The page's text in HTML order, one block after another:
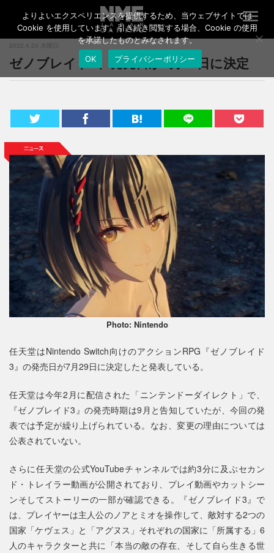
T
o
g
v
t
o
n
2022.4.20 水曜日
ゼノブレイド3、発売日が7月29日に決定
Photo: Nintendo
任天堂はNintendo Switch向けのアクションRPG『ゼノブレイド
3』の発売日が7月29日に決定したと発表している。
任天堂は今年2月に配信された「ニンテンドーダイレクト」で、
『ゼノブレイド3』の発売時期は9月と告知していたが、今回の発
表では予定が繰り上げられている。なお、変更の理由については
公表されていない。
さらに任天堂の公式YouTubeチャンネルでは約3分に及ぶセカン
ド・トレイラー動画が公開されており、プレイ動画やカットシー
ンそしてストーリーの一部が確認できる。『ゼノブレイド3』で
は、プレイヤーは主人公のノアとミオを操作して、敵対する2つの
国家「ケヴェス」と「アグヌス」それぞれの国家に「所属する」6
人のキャラクターと共に「本当の敵の存在、そして自ら生きる世
よりよいエクスペリエンスを提供するため、当ウェブサイトでは
Cookie を使用しています。引き続き閲覧する場合、Cookie の使用
を承諾したものとみなされます。
OK
プライバシーポリシー